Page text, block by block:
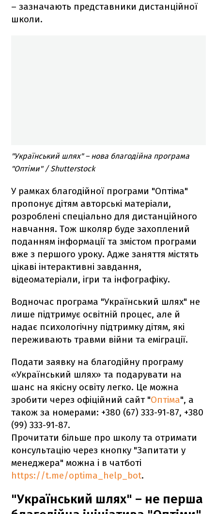
– зазначають представники дистанційної
школи.
"Український шлях" – нова благодійна програма
"Оптіми" / Shutterstock
У рамках благодійної програми "Оптіма"
пропонує дітям авторські матеріали,
розроблені спеціально для дистанційного
навчання. Тож школяр буде захоплений
поданням інформації та змістом програми
вже з першого уроку. Адже заняття містять
цікаві інтерактивні завдання,
відеоматеріали, ігри та інфографіку.
Водночас програма "Український шлях" не
лише підтримує освітній процес, але й
надає психологічну підтримку дітям, які
переживають травми війни та еміграції.
Подати заявку на благодійну програму
«Український шлях» та подарувати на
шанс на якісну освіту легко. Це можна
зробити через офіційний сайт "Оптіма", а
також за номерами: +380 (67) 333-91-87, +380
(99) 333-91-87.
Прочитати більше про школу та отримати
консультацію через кнопку "Запитати у
менеджера" можна і в чатботі
https://t.me/optima_help_bot.
"Український шлях" – не перша